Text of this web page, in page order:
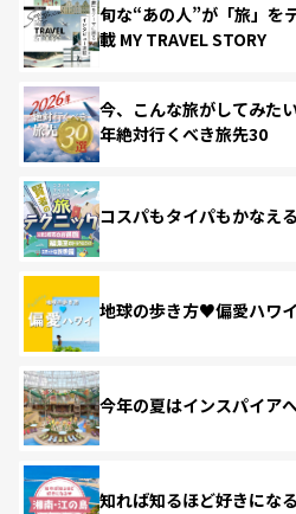
旬な“あの人”が「旅」を
載 MY TRAVEL STORY
今、こんな旅がしてみた
年絶対行くべき旅先30
コスパもタイパもかなえ
地球の歩き方♥偏愛ハワイ
今年の夏はインスパイア
知れば知るほど好きにな